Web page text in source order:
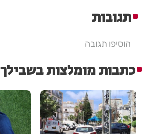
תגובות
הוסיפו תגובה
כתבות מומלצות בשבילך